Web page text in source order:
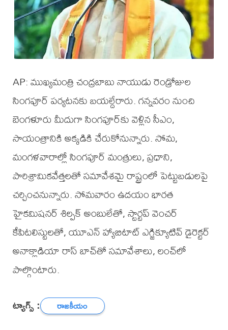
AP: ముఖ్యమంత్రి చంద్రబాబు నాయుడు రెండ్రోజుల
సింగపూర్ పర్యటనకు బయల్దేరారు. గన్నవరం నుంచి
బెంగళూరు మీదుగా సింగపూర్‌కు వెళ్లిన సీఎం,
సాయంత్రానికి అక్కడికి చేరుకోనున్నారు. సోమ,
మంగళవారాల్లో సింగపూర్ మంత్రులు, ప్రధాని,
పారిశ్రామికవేత్తలతో సమావేశమై రాష్ట్రంలో పెట్టుబడులపై
చర్చించనున్నారు. సోమవారం ఉదయం భారత
హైకమిషనర్ శిల్పక్ అంబులేతో, స్టార్టప్ వెంచర్
కేపిటలిస్టులతో, యూఎన్ హ్యాబిటాట్ ఎగ్జిక్యూటివ్ డైరెక్టర్
అనాక్లాడియా రాస్ బాచ్‌తో సమావేశాలు, లంచ్‌లో
పాల్గొంటారు.
ట్యాగ్స్ : రాజకీయం